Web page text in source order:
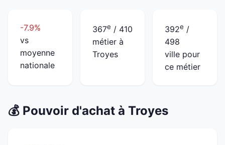
-7.9%
vs
moyenne
nationale
367e / 410
métier à
Troyes
392e /
498
ville pour
ce métier
💰 Pouvoir d'achat à Troyes